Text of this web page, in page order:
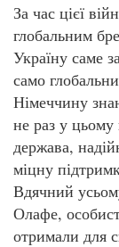
За час цієї
глобальним
Україну саме
само
Німеччину
не раз у цьому
держава,
міцну
Вдячний
Олафе,
отримали для